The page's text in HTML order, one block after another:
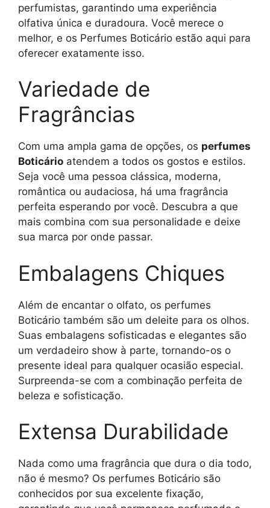
perfumistas, garantindo uma experiência
olfativa única e duradoura. Você merece o
melhor, e os Perfumes Boticário estão aqui para
oferecer exatamente isso.
Variedade de
Fragrâncias
Com uma ampla gama de opções, os perfumes
Boticário atendem a todos os gostos e estilos.
Seja você uma pessoa clássica, moderna,
romântica ou audaciosa, há uma fragrância
perfeita esperando por você. Descubra a que
mais combina com sua personalidade e deixe
sua marca por onde passar.
Embalagens Chiques
Além de encantar o olfato, os perfumes
Boticário também são um deleite para os olhos.
Suas embalagens sofisticadas e elegantes são
um verdadeiro show à parte, tornando-os o
presente ideal para qualquer ocasião especial.
Surpreenda-se com a combinação perfeita de
beleza e sofisticação.
Extensa Durabilidade
Nada como uma fragrância que dura o dia todo,
não é mesmo? Os perfumes Boticário são
conhecidos por sua excelente fixação,